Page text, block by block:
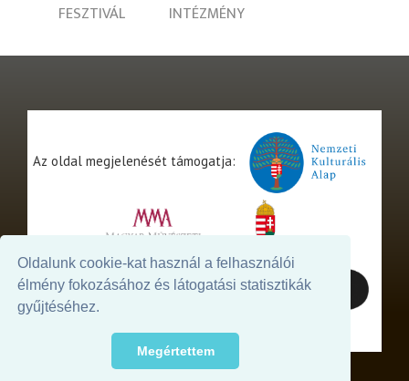
Oldalunk cookie-kat használ a felhasználói
élmény fokozásához és látogatási statisztikák
gyűjtéséhez.
Megértettem
FESZTIVÁL
INTÉZMÉNY
Az oldal megjelenését támogatja: